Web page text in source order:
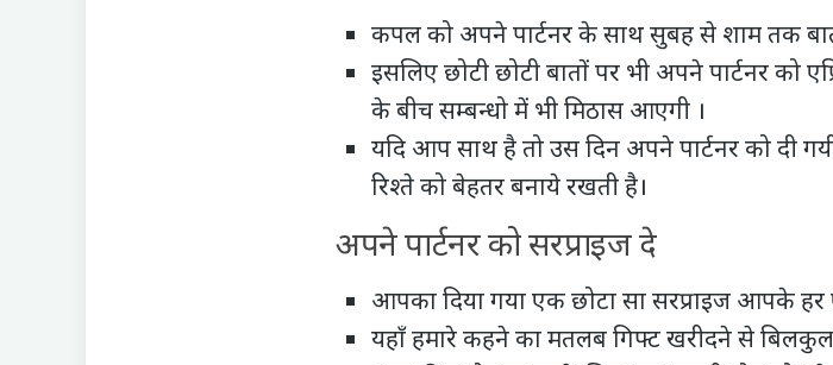
कपल को अपने पार्टनर के साथ सुबह से शाम तक
इसलिए छोटी छोटी बातों पर भी अपने पार्टनर को
के बीच सम्बन्धो में भी मिठास आएगी ।
यदि आप साथ है तो उस दिन अपने पार्टनर को दी
रिश्ते को बेहतर बनाये रखती है।
अपने पार्टनर को सरप्राइज दे
आपका दिया गया एक छोटा सा सरप्राइज आपके
यहाँ हमारे कहने का मतलब गिफ्ट खरीदने से